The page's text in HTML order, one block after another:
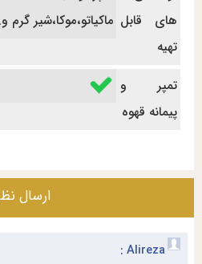
های قابل
تهیه
ماکیاتو،موکا،شیر گرم
تمپر و
پیمانه قهوه
ارسال
Alireza :